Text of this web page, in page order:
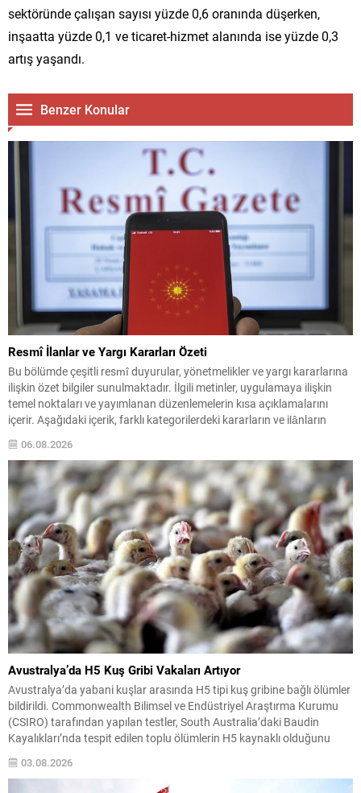
sektöründe çalışan sayısı yüzde 0,6 oranında düşerken,
inşaatta yüzde 0,1 ve ticaret-hizmet alanında ise yüzde 0,3
artış yaşandı.
Benzer Konular
Resmî İlanlar ve Yargı Kararları Özeti
Bu bölümde çeşitli resmî duyurular, yönetmelikler ve yargı kararlarına
ilişkin özet bilgiler sunulmaktadır. İlgili metinler, uygulamaya ilişkin
temel noktaları ve yayımlanan düzenlemelerin kısa açıklamalarını
içerir. Aşağıdaki içerik, farklı kategorilerdeki kararların ve ilânların
çizili şekilde vurgulanmıştır; böylece dikkat çeken maddeler çabuk...
06.08.2026
Avustralya’da H5 Kuş Gribi Vakaları Artıyor
Avustralya’da yabani kuşlar arasında H5 tipi kuş gribine bağlı ölümler
bildirildi. Commonwealth Bilimsel ve Endüstriyel Araştırma Kurumu
(CSIRO) tarafından yapılan testler, South Australia’daki Baudin
Kayalıkları’nda tespit edilen toplu ölümlerin H5 kaynaklı olduğunu
doğruladı. Vaka teyitleri sadece South Australia ile sınırlı kalmadı;
Western Australia, New South Wales, Queensland ve Victoria’da da...
03.08.2026